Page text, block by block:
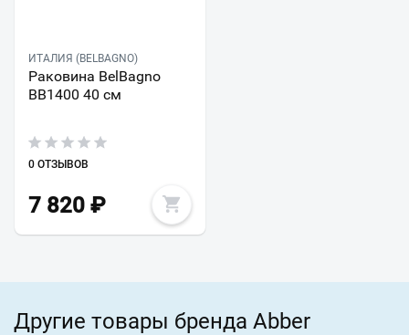
ИТАЛИЯ (BELBAGNO)
Раковина BelBagno
BB1400 40 см
0 ОТЗЫВОВ
7 820 ₽
Другие товары бренда Abber